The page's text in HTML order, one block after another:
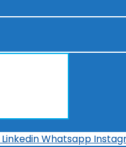
LinkedinWhatsapp